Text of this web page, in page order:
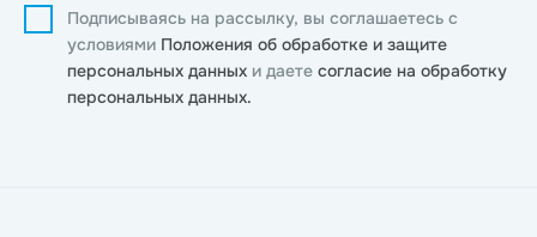
Подписываясь на рассылку, вы соглашаетесь с
условиями Положения об обработке и защите
персональных данных и даете согласие на обработку
персональных данных.